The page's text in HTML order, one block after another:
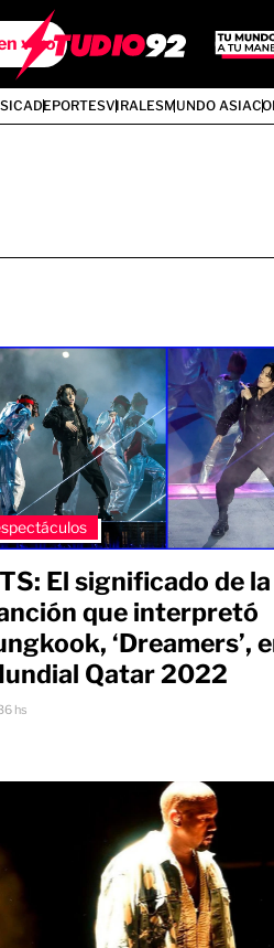
vivo
DEPORTESVIRALESMUNDO ASIA
El significado de la
que interpretó
‘Dreamers’,
Qatar 2022
hs